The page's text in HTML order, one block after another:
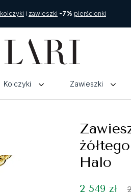
kolczyki i zawieszki -7% pierścionki
Kolczyki Zawieszki
Halo
2 549 zł